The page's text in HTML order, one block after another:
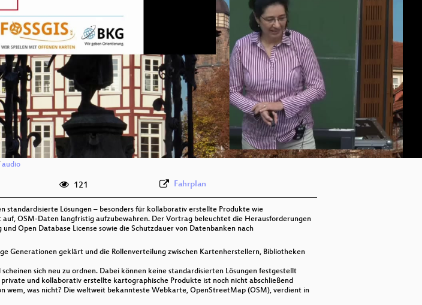
deu 1080p (mp4)
deu 1080p (webm)
deu 1080p (webm;codecs=av01)
deu 576p (mp4)
deu 576p (webm)
audio
121 Fahrplan
Lösungen – besonders für kollaborativ erstellte Produkte wie
OSM-Daten langfristig aufzubewahren. Der Vortrag beleuchtet die Herausforderungen
Open Database License sowie die Schutzdauer von Datenbanken nach
Generationen geklärt und die Rollenverteilung zwischen Kartenherstellern, Bibliotheken
sich neu zu ordnen. Dabei können keine standardisierten Lösungen festgestellt
und kollaborativ erstellte kartographische Produkte ist noch nicht abschließend
wem, was nicht? Die weltweit bekannteste Webkarte, OpenStreetMap (OSM), verdient in